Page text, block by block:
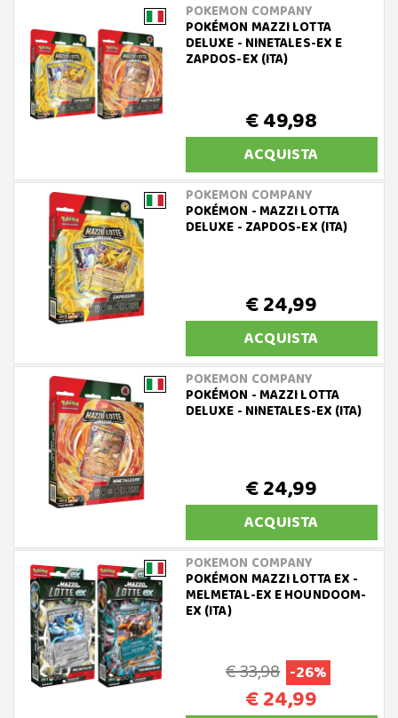
POKEMON COMPANY
POKÉMON MAZZI LOTTA
DELUXE - NINETALES-EX E
ZAPDOS-EX (ITA)
€ 49,98
ACQUISTA
POKEMON COMPANY
POKÉMON - MAZZI LOTTA
DELUXE - ZAPDOS-EX (ITA)
€ 24,99
ACQUISTA
POKEMON COMPANY
POKÉMON - MAZZI LOTTA
DELUXE - NINETALES-EX (ITA)
€ 24,99
ACQUISTA
POKEMON COMPANY
POKÉMON MAZZI LOTTA EX -
MELMETAL-EX E HOUNDOOM-
EX (ITA)
€ 33,98 -26%
€ 24,99